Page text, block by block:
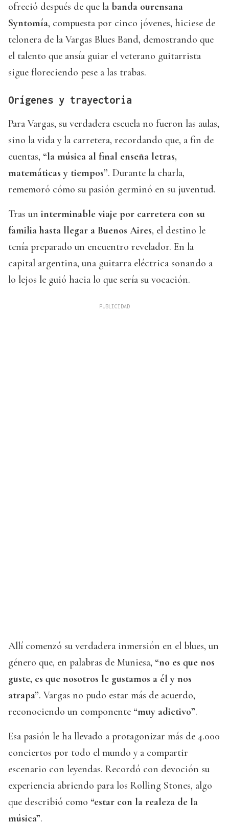
ofreció después de que la banda ourensana
Syntomía, compuesta por cinco jóvenes, hiciese de
telonera de la Vargas Blues Band, demostrando que
el talento que ansía guiar el veterano guitarrista
sigue floreciendo pese a las trabas.
Orígenes y trayectoria
Para Vargas, su verdadera escuela no fueron las aulas,
sino la vida y la carretera, recordando que, a fin de
cuentas, “la música al final enseña letras,
matemáticas y tiempos”. Durante la charla,
rememoró cómo su pasión germinó en su juventud.
Tras un interminable viaje por carretera con su
familia hasta llegar a Buenos Aires, el destino le
tenía preparado un encuentro revelador. En la
capital argentina, una guitarra eléctrica sonando a
lo lejos le guió hacia lo que sería su vocación.
Allí comenzó su verdadera inmersión en el blues, un
género que, en palabras de Muniesa, “no es que nos
guste, es que nosotros le gustamos a él y nos
atrapa”. Vargas no pudo estar más de acuerdo,
reconociendo un componente “muy adictivo”.
Esa pasión le ha llevado a protagonizar más de 4.000
conciertos por todo el mundo y a compartir
escenario con leyendas. Recordó con devoción su
experiencia abriendo para los Rolling Stones, algo
que describió como “estar con la realeza de la
música”.